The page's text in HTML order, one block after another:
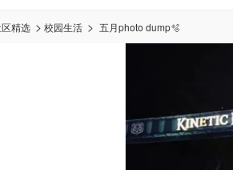
精选 校园生活 五月photo dump🫧